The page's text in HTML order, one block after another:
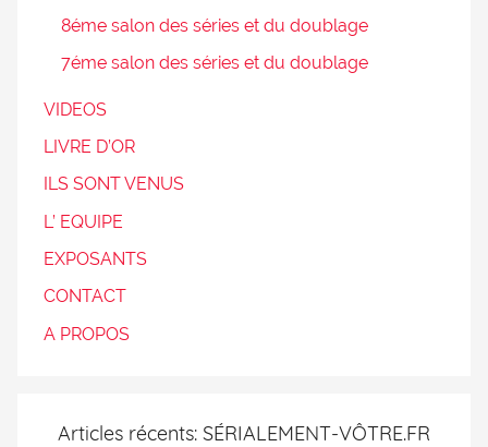
8éme salon des séries et du doublage
7éme salon des séries et du doublage
VIDEOS
LIVRE D’OR
ILS SONT VENUS
L’ EQUIPE
EXPOSANTS
CONTACT
A PROPOS
Articles récents: SÉRIALEMENT-VÔTRE.FR